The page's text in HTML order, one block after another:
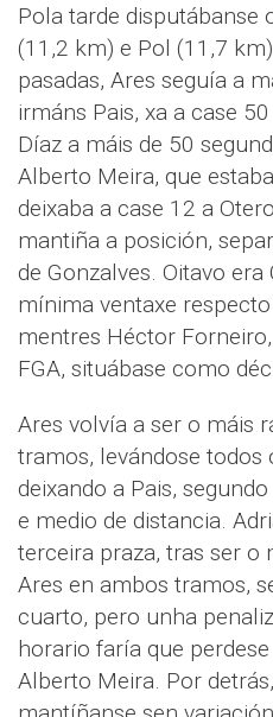
Pola tarde disputábanse
(11,2 km) e Pol (11,7
pasadas, Ares seguía a
irmáns Pais, xa a case
Díaz a máis de 50
Alberto Meira, que
deixaba a case 12 a
mantiña a posición,
de Gonzalves. Oitavo
mínima ventaxe
mentres Héctor
FGA, situábase como
Ares volvía a ser o máis
tramos, levándose todos
deixando a Pais,
e medio de distancia.
terceira praza, tras ser o
Ares en ambos tramos,
cuarto, pero unha
horario faría que
Alberto Meira. Por